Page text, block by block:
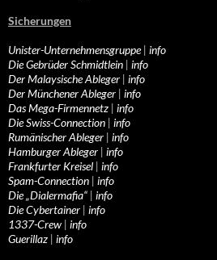
Sicherungen
Unister-Unternehmensgruppe| info
Die Gebrüder Schmidtlein | info
Der Malaysische Ableger | info
Der Münchener Ableger | info
Das Mega-Firmennetz | info
Die Swiss-Connection | info
Rumänischer Ableger | info
Hamburger Ableger | info
Frankfurter Kreisel | info
Spam-Connection | info
Die „Dialermafia“ | info
Die Cybertainer | info
1337-Crew | info
Guerillaz | info